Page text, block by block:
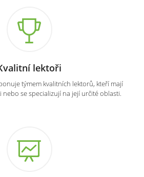
lektoři
týmem kvalitních lektorů, kteří mají
se specializují na její určité oblasti.